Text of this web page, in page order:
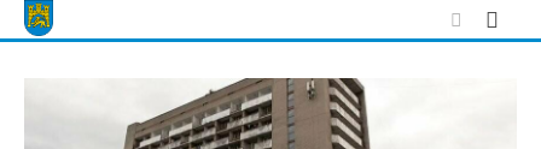
Skip
to